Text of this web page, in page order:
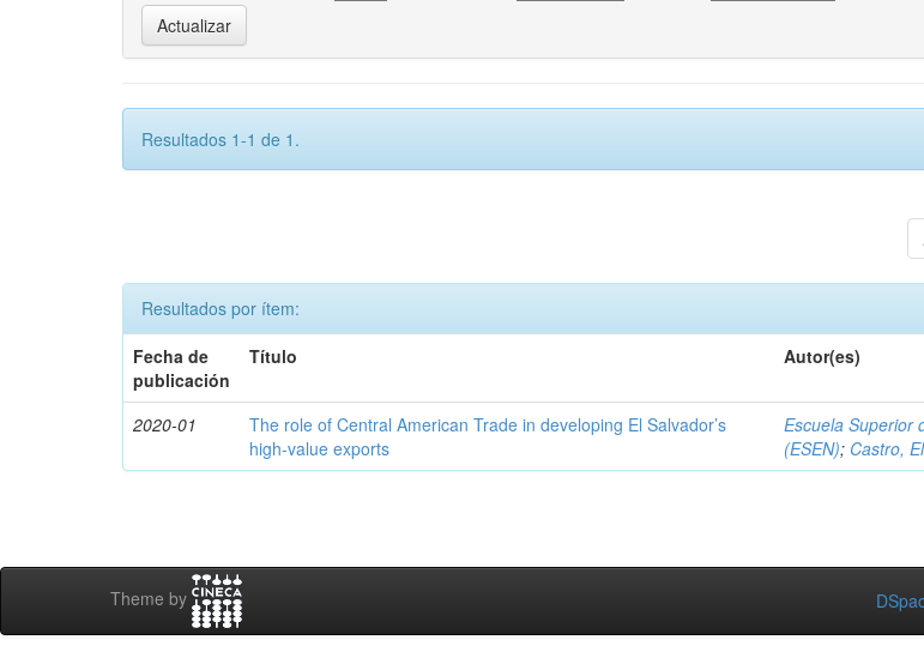
Resultados 1-1 de 1.
Resultados por ítem:
Fecha de
publicación
Título Autor(es)
2020-01
The role of Central American Trade in developing El Salvador’s
high-value exports
Escuela Superior
(ESEN); Castro,
Theme by